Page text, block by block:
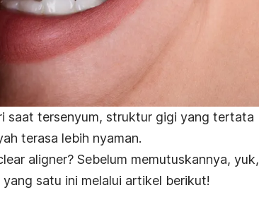
saat tersenyum, struktur gigi yang tertata
terasa lebih nyaman.
aligner? Sebelum memutuskannya, yuk,
satu ini melalui artikel berikut!